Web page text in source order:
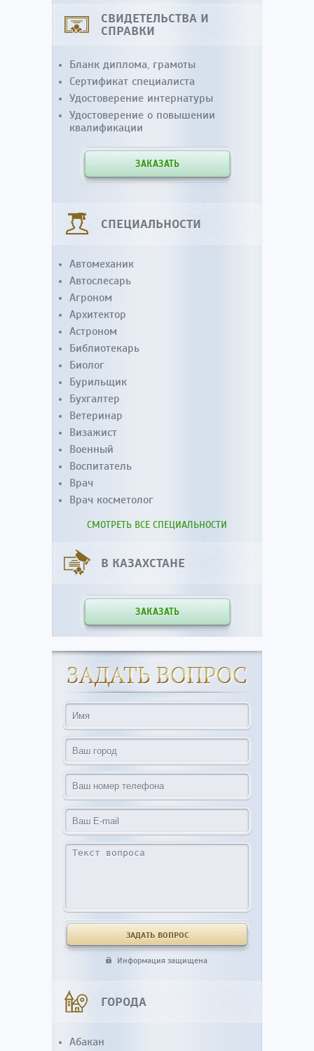
СВИДЕТЕЛЬСТВА И
СПРАВКИ
Бланк диплома, грамоты
Сертификат специалиста
Удостоверение интернатуры
Удостоверение о повышении
квалификации
ЗАКАЗАТЬ
СПЕЦИАЛЬНОСТИ
Автомеханик
Автослесарь
Агроном
Архитектор
Астроном
Библиотекарь
Биолог
Бурильщик
Бухгалтер
Ветеринар
Визажист
Военный
Воспитатель
Врач
Врач косметолог
СМОТРЕТЬ ВСЕ СПЕЦИАЛЬНОСТИ
В КАЗАХСТАНЕ
ЗАКАЗАТЬ
Информация защищена
ГОРОДА
Абакан